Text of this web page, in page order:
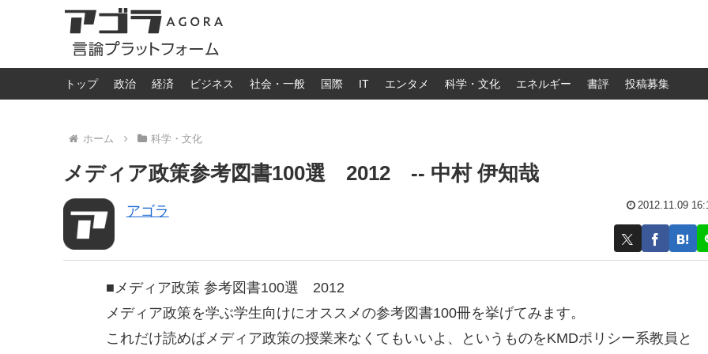
トップ 政治 経済 ビジネス 社会・一般 国際 IT エンタメ 科学・文化 エネルギー 書評 投稿募集
ホーム 科学・文化
メディア政策参考図書100選 2012 -- 中村 伊知哉
アゴラ 2012.11.09
■メディア政策 参考図書100選 2012
メディア政策を学ぶ学生向けにオススメの参考図書100冊を挙げてみます。
これだけ読めばメディア政策の授業来なくてもいいよ、というものをKMDポリシー系教員と